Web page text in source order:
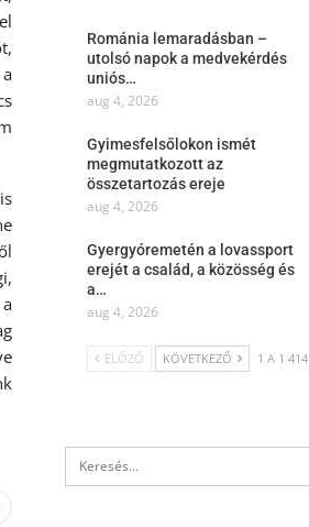
Románia lemaradásban –
utolsó napok a medvekérdés
uniós…
aug 4, 2026
Gyimesfelsőlokon ismét
megmutatkozott az
összetartozás ereje
aug 4, 2026
Gyergyóremetén a lovassport
erejét a család, a közösség és
a…
aug 4, 2026
ELŐZŐ KÖVETKEZŐ 1 A 1 414